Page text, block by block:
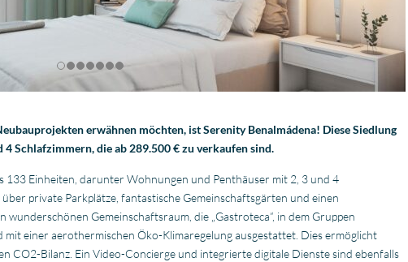
erwähnen möchten, ist Serenity Benalmádena! Diese Siedlung
Schlafzimmern, die ab 289.500 € zu verkaufen sind.
133 Einheiten, darunter Wohnungen und Penthäuser mit 2, 3 und 4
private Parkplätze, fantastische Gemeinschaftsgärten und einen
wunderschönen Gemeinschaftsraum, die „Gastroteca“, in dem Gruppen
mit einer aerothermischen Öko-Klimaregelung ausgestattet. Dies ermöglicht
CO2-Bilanz. Ein Video-Concierge und integrierte digitale Dienste sind ebenfalls